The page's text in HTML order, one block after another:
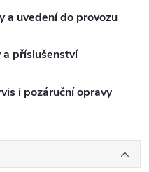
a uvedení do provozu
a příslušenství
i pozáruční opravy